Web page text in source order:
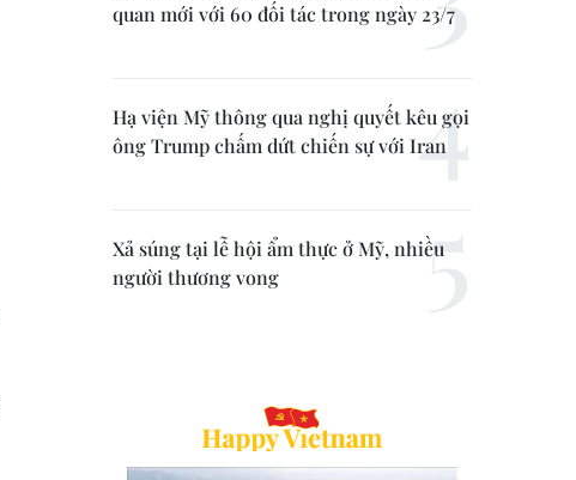
quan mới với 60 đối tác trong ngày 23/7
Hạ viện Mỹ thông qua nghị quyết kêu gọi
ông Trump chấm dứt chiến sự với Iran
Xả súng tại lễ hội ẩm thực ở Mỹ, nhiều
người thương vong